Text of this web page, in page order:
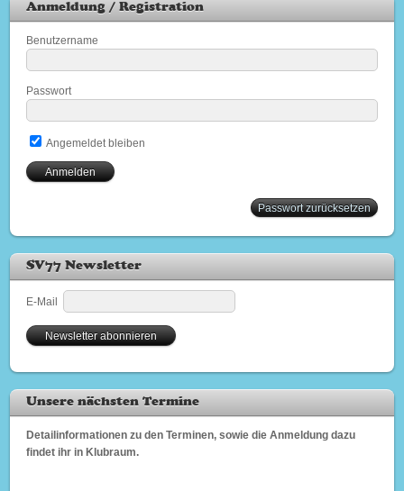
Anmeldung / Registration
Benutzername
Passwort
Angemeldet bleiben
Passwort zurücksetzen
SV77 Newsletter
E-Mail
Unsere nächsten Termine
Detailinformationen zu den Terminen, sowie die Anmeldung dazu
findet ihr in Klubraum.